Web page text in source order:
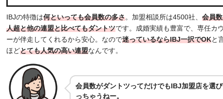
IBJの特徴は何といっても会員数の多さ。加盟相談所は4500社、 会員
人超と他の連盟と比べてもダントツです。成婚実績も豊富で、専任カ
ーが伴走してくれるから安心。なので迷っているならIBJ一択でOKと
ほどとても人気の高い連盟なんです。
会員数がダントツってだけでもIBJ加盟店を選
っちゃうねー。